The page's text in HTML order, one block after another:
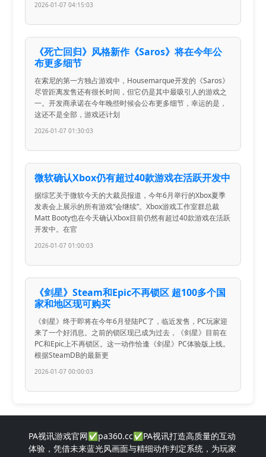
2026-01-07 04:15:03
《死亡回归》风格新作《Saros》将在今年公
布更多细节
在索尼的第一方独占游戏中，Housemarque开发的《Saros》
尽管距离发售还有很长时间，但它仍是其中最吸引人的游戏之
一。开发商承诺在今年晚些时候会公布更多细节，幸运的是，
这还不是全部，游戏还计划
2026-01-07 01:30:03
微软确认Xbox仍有超过40款游戏在活跃开发中
据综艺关于微软今天的大裁员报道，今年6月举行的Xbox夏季
发表会上展示的所有游戏“会继续”。Xbox游戏工作室群总裁
Matt Booty也在今天确认Xbox目前仍然有超过40款游戏在活跃
开发中。在官
2026-01-07 01:00:03
《剑星》Steam和Epic不再锁区 超100多个国
家和地区现可购买
《剑星》终于即将在今年6月登陆PC了，临近发售，PC玩家迎
来了一个好消息。之前的锁区现已成为过去，《剑星》目前在
PC和Epic上不再锁区。这一动作恰逢《剑星》PC体验版上线。
根据SteamDB的最新更
2026-01-07 00:00:03
PA视讯游戏官网✅pa360.cc✅PA视讯打造高质量的互动
体验，凭借未来蓝光风画面与精细动作判定系统，为玩家